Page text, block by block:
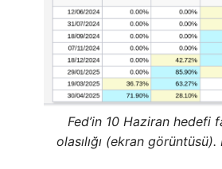
Fed’in 10 Haziran hedefi
olasılığı (ekran